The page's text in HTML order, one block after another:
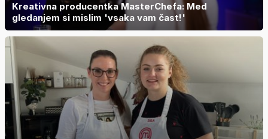
Kreativna producentka MasterChefa: Med
gledanjem si mislim 'vsaka vam čast!'